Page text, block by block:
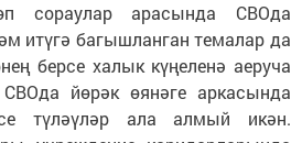
сораулар арасында СВОда
итүгә багышланган темалар да
берсе халык күңеленә аеруча
йөрәк өянәге аркасында
түләүләр ала алмый икән.